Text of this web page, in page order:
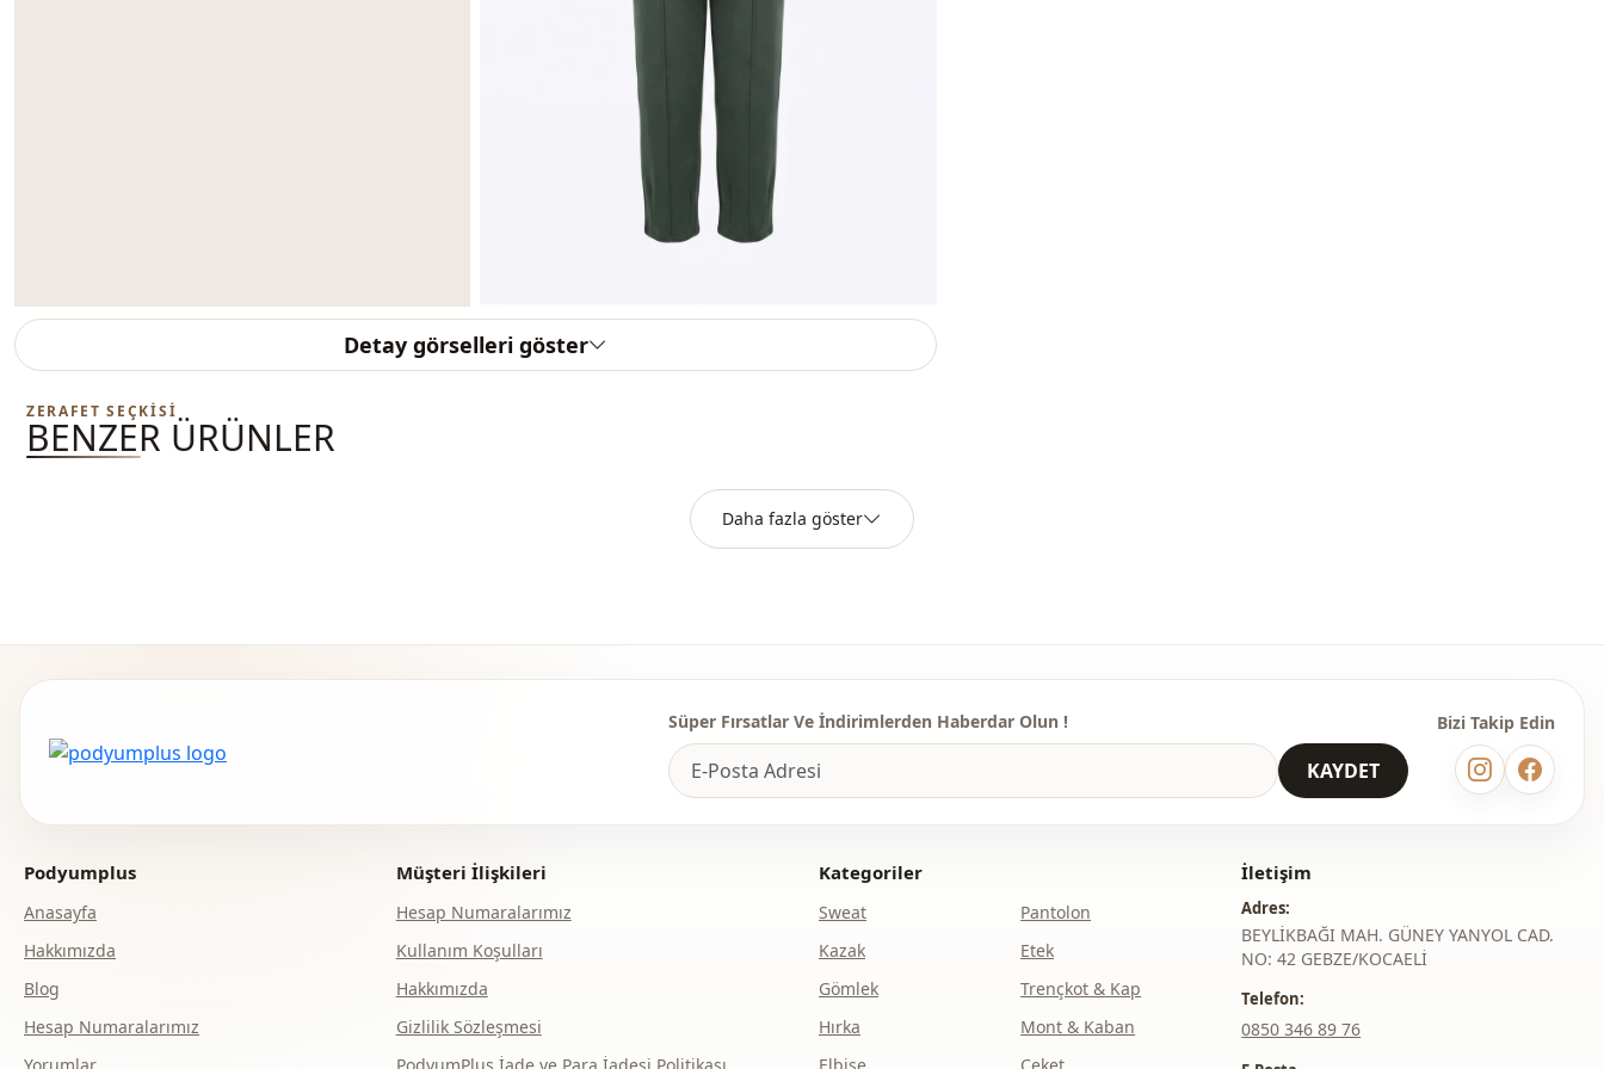
Detay görselleri göster
ZERAFET SEÇKISI
BENZER ÜRÜNLER
Daha fazla göster
Süper Fırsatlar Ve İndirimlerden Haberdar Olun !
KAYDET
Bizi Takip Edin
Podyumplus
Anasayfa
Hakkımızda
Blog
Hesap Numaralarımız
Müşteri İlişkileri
Hesap Numaralarımız
Kullanım Koşulları
Hakkımızda
Gizlilik Sözleşmesi
Kategoriler
Sweat
Kazak
Gömlek
Hırka
Pantolon
Etek
Trençkot & Kap
Mont & Kaban
İletişim
Adres:
BEYLİKBAĞI MAH. GÜNEY YANYOL CAD.
NO: 42 GEBZE/KOCAELİ
Telefon:
‎0850 346 89 76